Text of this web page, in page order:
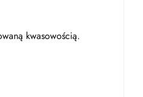
kwasowością.